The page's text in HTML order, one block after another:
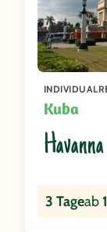
Kuba
Havanna
3 Tageab